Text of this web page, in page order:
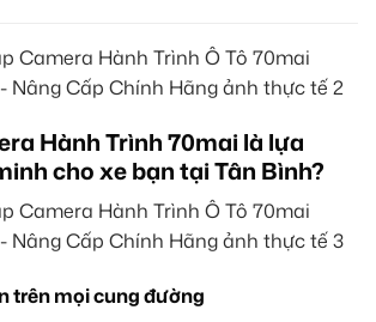
Hành Trình 70mai là lựa
cho xe bạn tại Tân Bình?
trên mọi cung đường